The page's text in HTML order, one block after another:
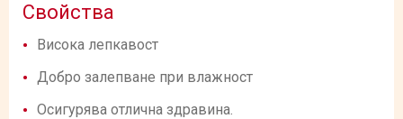
Свойства
Висока лепкавост
Добро залепване при влажност
Осигурява отлична здравина.